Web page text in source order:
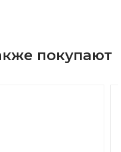
покупают